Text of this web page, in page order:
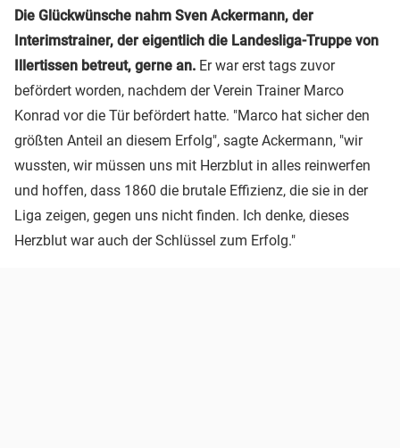
Die Glückwünsche nahm Sven Ackermann, der
Interimstrainer, der eigentlich die Landesliga-Truppe von
Illertissen betreut, gerne an. Er war erst tags zuvor
befördert worden, nachdem der Verein Trainer Marco
Konrad vor die Tür befördert hatte. "Marco hat sicher den
größten Anteil an diesem Erfolg", sagte Ackermann, "wir
wussten, wir müssen uns mit Herzblut in alles reinwerfen
und hoffen, dass 1860 die brutale Effizienz, die sie in der
Liga zeigen, gegen uns nicht finden. Ich denke, dieses
Herzblut war auch der Schlüssel zum Erfolg."